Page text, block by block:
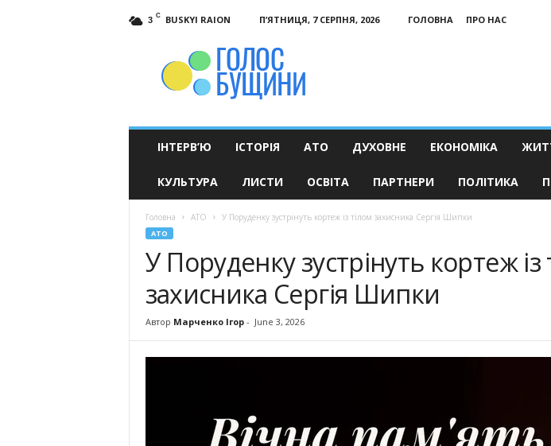
3 C BUSKYI RAION П’ЯТНИЦЯ, 7 СЕРПНЯ, 2026 ГОЛОВНА
ПРО НАС
ІНТЕРВ’Ю ІСТОРІЯ АТО ДУХОВНЕ ЕКОНОМІКА
КУЛЬТУРА ЛИСТИ ОСВІТА ПАРТНЕРИ ПОЛІТИКА
Головна АТО У Поруденку зустрінуть кортеж із тілом захисника Сергія Шипки
АТО
У Поруденку зустрінуть кортеж із
захисника Сергія Шипки
Автор Марченко Ігор- June 3, 2026